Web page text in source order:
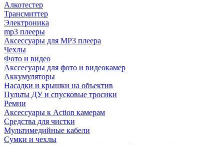
Алкотестер
Трансмиттер
Электроника
mp3 плееры
Аксессуары для MP3 плеера
Чехлы
Фото и видео
Акссесуары для фото и видеокамер
Аккумуляторы
Насадки и крышки на объектив
Пульты ДУ и спусковые тросики
Ремни
Аксессуары к Action камерам
Средства для чистки
Мультимедийные кабели
Сумки и чехлы